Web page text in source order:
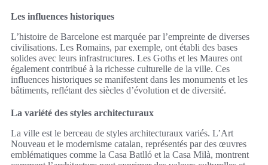
Les influences historiques
L’histoire de Barcelone est marquée par l’empreinte de diverses
civilisations. Les Romains, par exemple, ont établi des bases
solides avec leurs infrastructures. Les Goths et les Maures ont
également contribué à la richesse culturelle de la ville. Ces
influences historiques se manifestent dans les monuments et les
bâtiments, reflétant des siècles d’évolution et de diversité.
La variété des styles architecturaux
La ville est le berceau de styles architecturaux variés. L’Art
Nouveau et le modernisme catalan, représentés par des œuvres
emblématiques comme la Casa Batlló et la Casa Milà, montrent